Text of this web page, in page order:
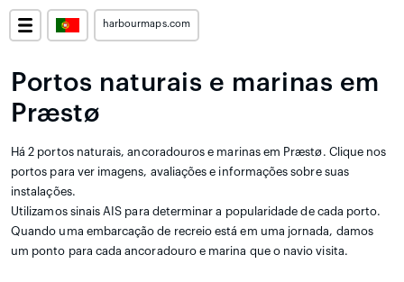
harbourmaps.com
Portos naturais e marinas em
Præstø
Há 2 portos naturais, ancoradouros e marinas em Præstø. Clique nos
portos para ver imagens, avaliações e informações sobre suas
instalações.
Utilizamos sinais AIS para determinar a popularidade de cada porto.
Quando uma embarcação de recreio está em uma jornada, damos
um ponto para cada ancoradouro e marina que o navio visita.